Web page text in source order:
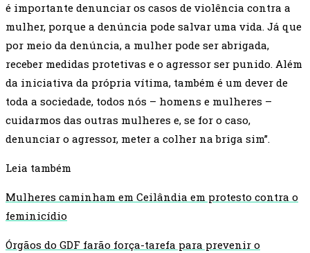
é importante denunciar os casos de violência contra a
mulher, porque a denúncia pode salvar uma vida. Já que
por meio da denúncia, a mulher pode ser abrigada,
receber medidas protetivas e o agressor ser punido. Além
da iniciativa da própria vítima, também é um dever de
toda a sociedade, todos nós – homens e mulheres –
cuidarmos das outras mulheres e, se for o caso,
denunciar o agressor, meter a colher na briga sim”.
Leia também
Mulheres caminham em Ceilândia em protesto contra o
feminicídio
Órgãos do GDF farão força-tarefa para prevenir o